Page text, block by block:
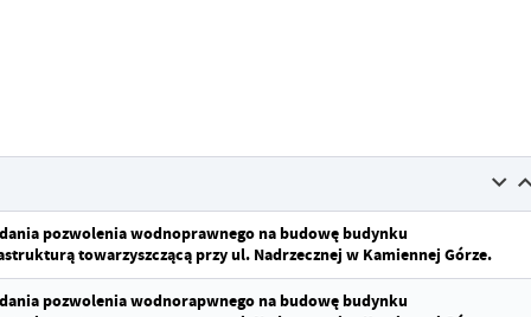
pozwolenia wodnoprawnego na budowę budynku
towarzyszczącą przy ul. Nadrzecznej w Kamiennej Górze.
pozwolenia wodnorapwnego na budowę budynku